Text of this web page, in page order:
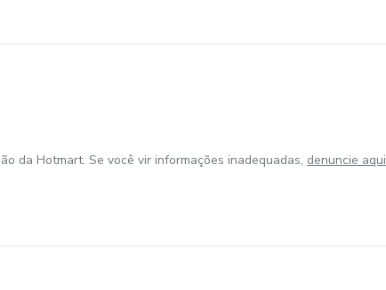
da Hotmart. Se você vir informações inadequadas, denuncie aqui